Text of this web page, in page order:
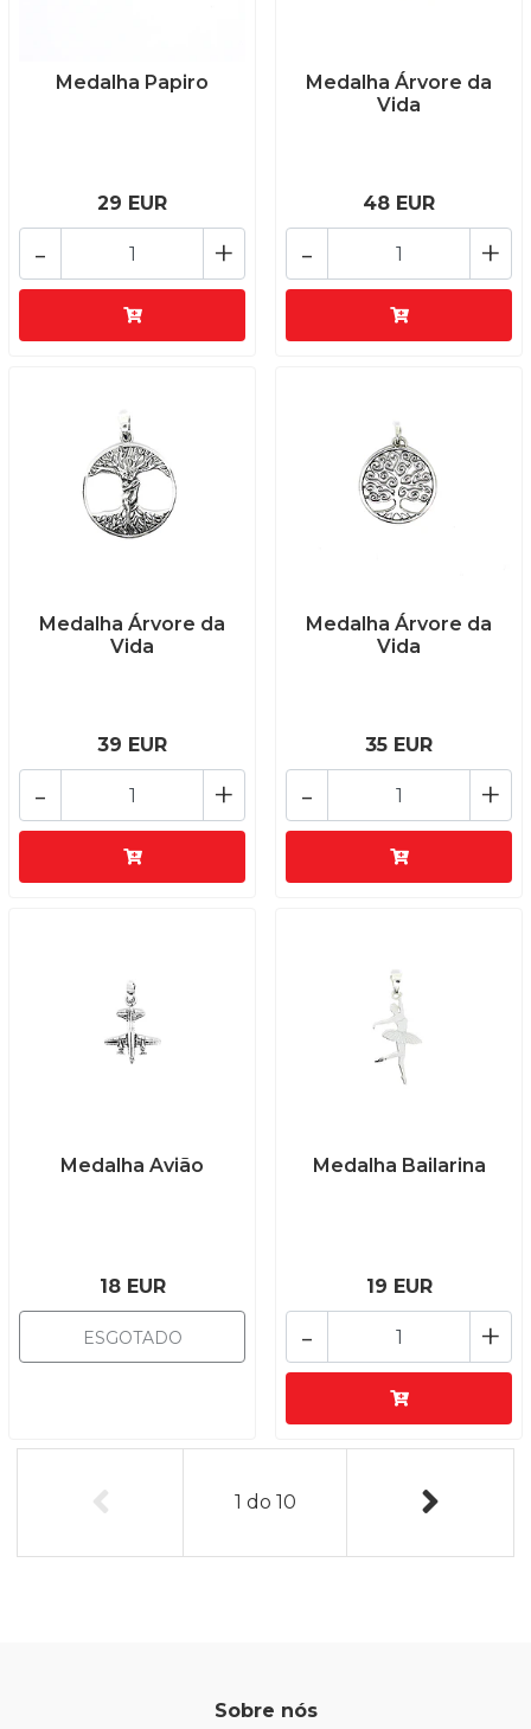
Medalha Papiro
29 EUR
+
-
Medalha Árvore da
Vida
48 EUR
+
-
Medalha Árvore da
Vida
39 EUR
+
-
Medalha Árvore da
Vida
35 EUR
+
-
Medalha Avião
18 EUR
ESGOTADO
Medalha Bailarina
19 EUR
+
-
1 do 10
Sobre nós